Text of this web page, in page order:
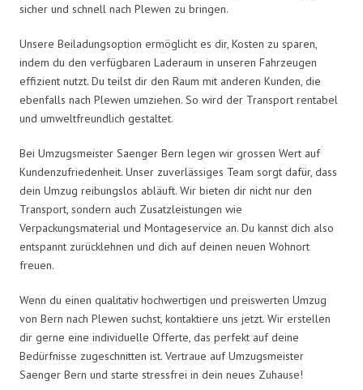
sicher und schnell nach Plewen zu bringen.
Unsere Beiladungsoption ermöglicht es dir, Kosten zu sparen,
indem du den verfügbaren Laderaum in unseren Fahrzeugen
effizient nutzt. Du teilst dir den Raum mit anderen Kunden, die
ebenfalls nach Plewen umziehen. So wird der Transport rentabel
und umweltfreundlich gestaltet.
Bei Umzugsmeister Saenger Bern legen wir grossen Wert auf
Kundenzufriedenheit. Unser zuverlässiges Team sorgt dafür, dass
dein Umzug reibungslos abläuft. Wir bieten dir nicht nur den
Transport, sondern auch Zusatzleistungen wie
Verpackungsmaterial und Montageservice an. Du kannst dich also
entspannt zurücklehnen und dich auf deinen neuen Wohnort
freuen.
Wenn du einen qualitativ hochwertigen und preiswerten Umzug
von Bern nach Plewen suchst, kontaktiere uns jetzt. Wir erstellen
dir gerne eine individuelle Offerte, das perfekt auf deine
Bedürfnisse zugeschnitten ist. Vertraue auf Umzugsmeister
Saenger Bern und starte stressfrei in dein neues Zuhause!